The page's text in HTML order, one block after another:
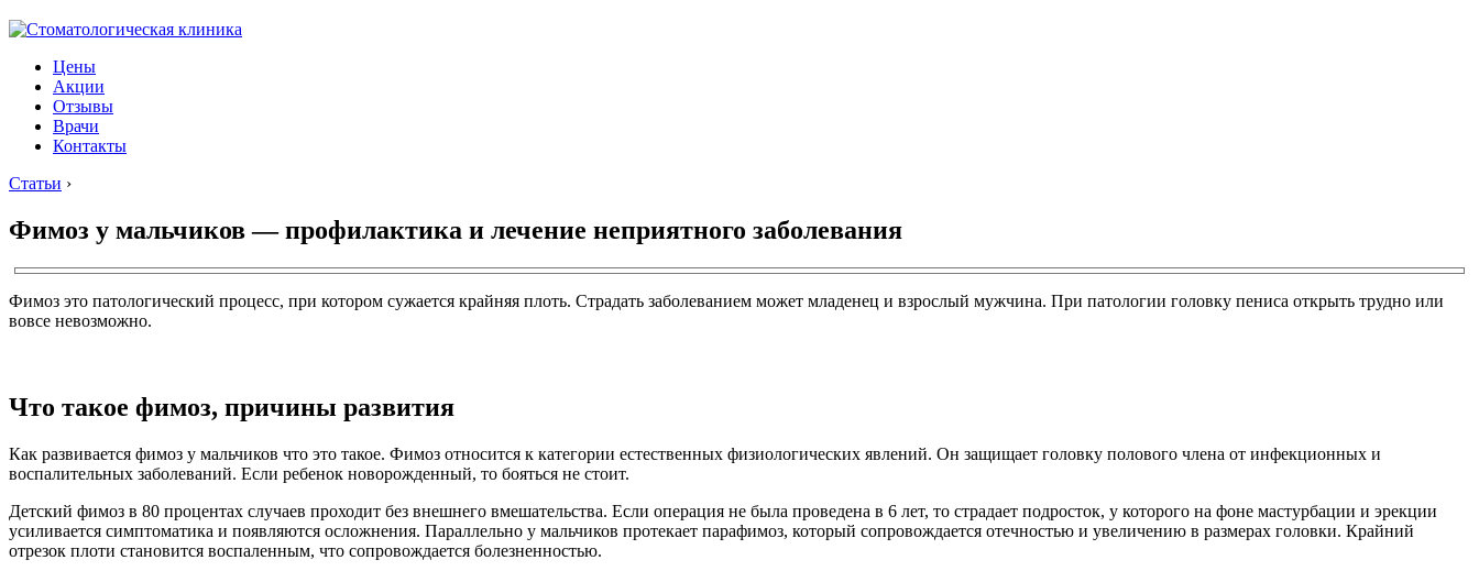
Цены
Акции
Отзывы
Врачи
Контакты
Статьи ›
Фимоз у мальчиков — профилактика и лечение неприятного заболевания
Фимоз это патологический процесс, при котором сужается крайняя плоть. Страдать заболеванием может младенец и взрослый мужчина. При патологии головку пениса открыть трудно или
вовсе невозможно.
Что такое фимоз, причины развития
Как развивается фимоз у мальчиков что это такое. Фимоз относится к категории естественных физиологических явлений. Он защищает головку полового члена от инфекционных и
воспалительных заболеваний. Если ребенок новорожденный, то бояться не стоит.
Детский фимоз в 80 процентах случаев проходит без внешнего вмешательства. Если операция не была проведена в 6 лет, то страдает подросток, у которого на фоне мастурбации и эрекции
усиливается симптоматика и появляются осложнения. Параллельно у мальчиков протекает парафимоз, который сопровождается отечностью и увеличению в размерах головки. Крайний
отрезок плоти становится воспаленным, что сопровождается болезненностью.